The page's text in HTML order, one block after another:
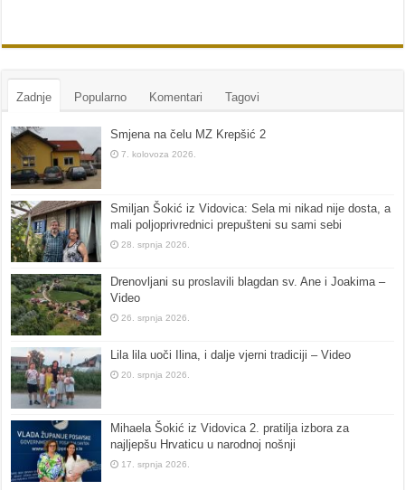
Zadnje Popularno Komentari Tagovi
Smjena na čelu MZ Krepšić 2
7. kolovoza 2026.
Smiljan Šokić iz Vidovica: Sela mi nikad nije dosta, a
mali poljoprivrednici prepušteni su sami sebi
28. srpnja 2026.
Drenovljani su proslavili blagdan sv. Ane i Joakima –
Video
26. srpnja 2026.
Lila lila uoči Ilina, i dalje vjerni tradiciji – Video
20. srpnja 2026.
Mihaela Šokić iz Vidovica 2. pratilja izbora za
najljepšu Hrvaticu u narodnoj nošnji
17. srpnja 2026.